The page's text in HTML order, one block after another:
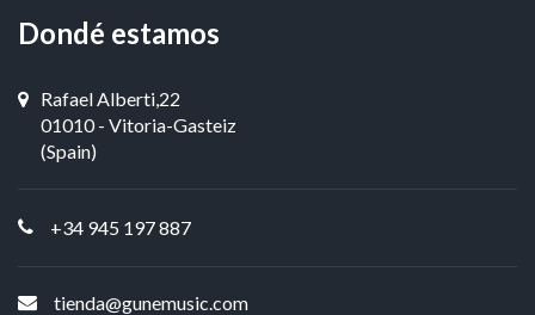
Dondé estamos
Rafael Alberti,22
01010 - Vitoria-Gasteiz
(Spain)
+34 945 197 887
tienda@gunemusic.com